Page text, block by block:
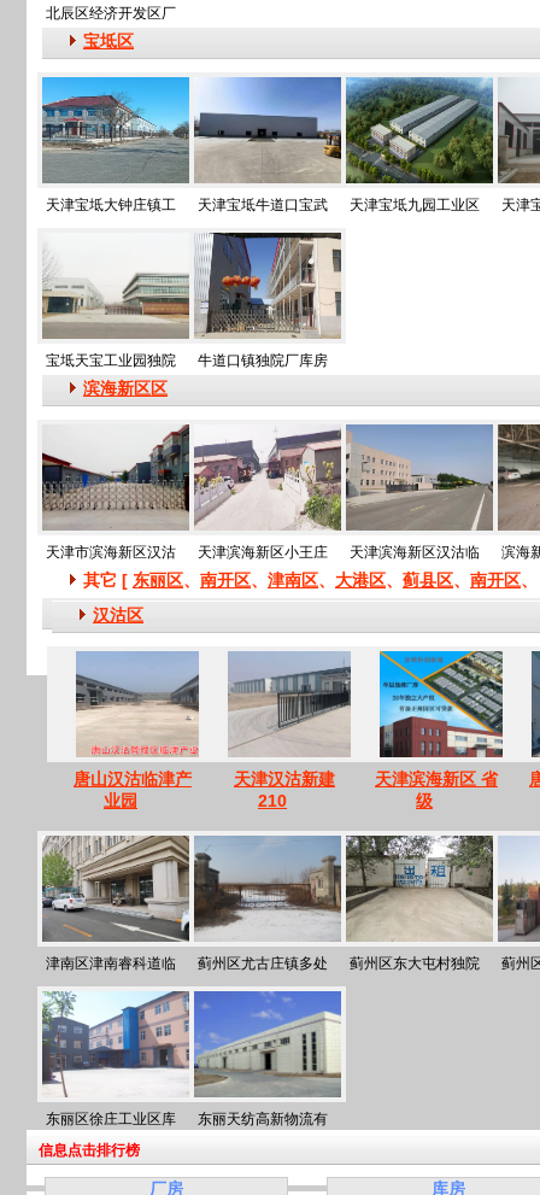
北辰区经济开发区厂
宝坻区
天津宝坻大钟庄镇工 天津宝坻牛道口宝武 天津宝坻九园工业区 天津
宝坻天宝工业园独院 牛道口镇独院厂库房
滨海新区区
天津市滨海新区汉沽 天津滨海新区小王庄 天津滨海新区汉沽临 滨海
其它 [ 东丽区、 南开区、 津南区、 大港区、 蓟县区、 南开区、
汉沽区
唐山汉沽临津产
业园
天津汉沽新建
210
天津滨海新区 省
级
津南区津南睿科道临 蓟州区尤古庄镇多处 蓟州区东大屯村独院 蓟州
东丽区徐庄工业区库
东丽天纺高新物流有
信息点击排行榜
厂房 库房